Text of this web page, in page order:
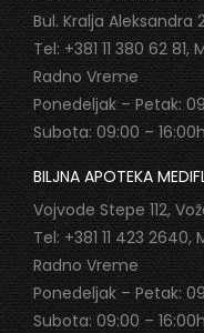
Bul. Kralja Aleksandra
Tel: +381 11 380 62
Radno Vreme
Ponedeljak – Petak:
Subota: 09:00 –
BILJNA APOTEKA
Vojvode Stepe 112,
Tel: +381 11 423 2640,
Radno Vreme
Ponedeljak – Petak:
Subota: 09:00 –